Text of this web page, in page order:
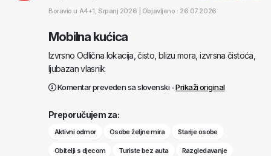
Boravio u A4+1, Srpanj 2026 | Objavljeno : 26.07.2026
Mobilna kućica
Izvrsno Odlična lokacija, čisto, blizu mora, izvrsna čistoća,
ljubazan vlasnik
Komentar preveden sa slovenski -Prikaži original
Preporučujem za:
Aktivni odmor Osobe željne mira Starije osobe
Obitelji s djecom Turiste bez auta Razgledavanje